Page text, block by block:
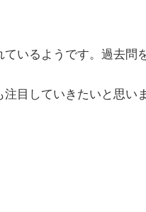
いるようです。過去問
目していきたいと思いま